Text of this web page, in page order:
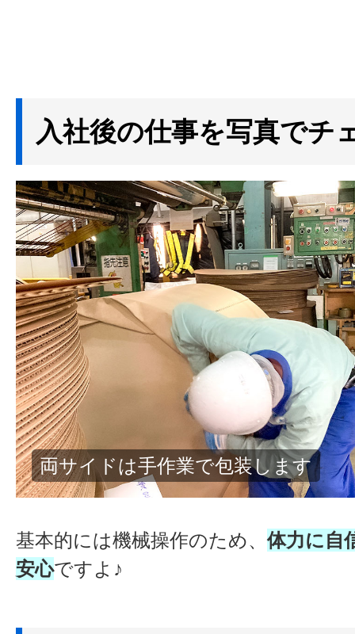
入社後の仕事を写真でチ
包装が完了した製品がこちら！
基本的には機械操作のため、体力に自
安心ですよ♪